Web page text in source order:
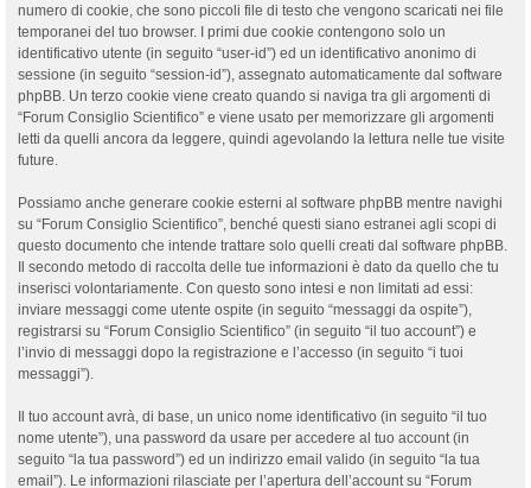
numero di cookie, che sono piccoli file di testo che vengono scaricati nei file
temporanei del tuo browser. I primi due cookie contengono solo un
identificativo utente (in seguito “user-id”) ed un identificativo anonimo di
sessione (in seguito “session-id”), assegnato automaticamente dal software
phpBB. Un terzo cookie viene creato quando si naviga tra gli argomenti di
“Forum Consiglio Scientifico” e viene usato per memorizzare gli argomenti
letti da quelli ancora da leggere, quindi agevolando la lettura nelle tue visite
future.
Possiamo anche generare cookie esterni al software phpBB mentre navighi
su “Forum Consiglio Scientifico”, benché questi siano estranei agli scopi di
questo documento che intende trattare solo quelli creati dal software phpBB.
Il secondo metodo di raccolta delle tue informazioni è dato da quello che tu
inserisci volontariamente. Con questo sono intesi e non limitati ad essi:
inviare messaggi come utente ospite (in seguito “messaggi da ospite”),
registrarsi su “Forum Consiglio Scientifico” (in seguito “il tuo account”) e
l’invio di messaggi dopo la registrazione e l’accesso (in seguito “i tuoi
messaggi”).
Il tuo account avrà, di base, un unico nome identificativo (in seguito “il tuo
nome utente”), una password da usare per accedere al tuo account (in
seguito “la tua password”) ed un indirizzo email valido (in seguito “la tua
email”). Le informazioni rilasciate per l’apertura dell’account su “Forum